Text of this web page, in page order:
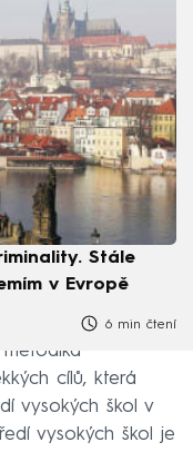
Stále
v Evropě
6 min čtení
cílů, která
vysokých škol v
vysokých škol je